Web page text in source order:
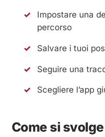
Impostare una
percorso
Salvare i tuoi
Seguire una
Scegliere l’app
Come si svolge